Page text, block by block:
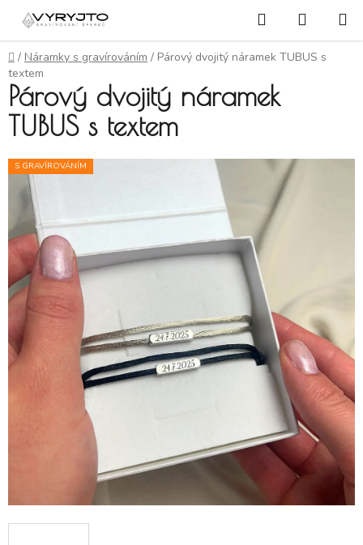
Přejít na obsah Hledat
Domů
/ Náramky s gravírováním / Párový dvojitý náramek TUBUS s
textem
Párový dvojitý náramek
TUBUS s textem
S GRAVÍROVÁNÍM